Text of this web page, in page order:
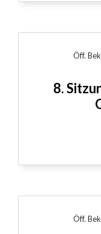
Öff.
8.
Öff.